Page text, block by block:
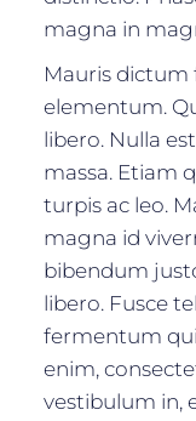
magna in
Mauris dictum
elementum.
libero. Nulla
massa. Etiam
turpis ac leo.
magna id
bibendum
libero. Fusce
fermentum
enim,
vestibulum in,